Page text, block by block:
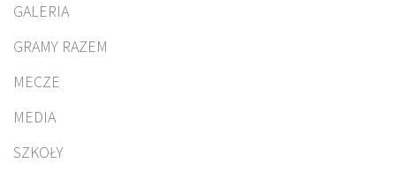
GALERIA
GRAMY RAZEM
MECZE
MEDIA
SZKOŁY